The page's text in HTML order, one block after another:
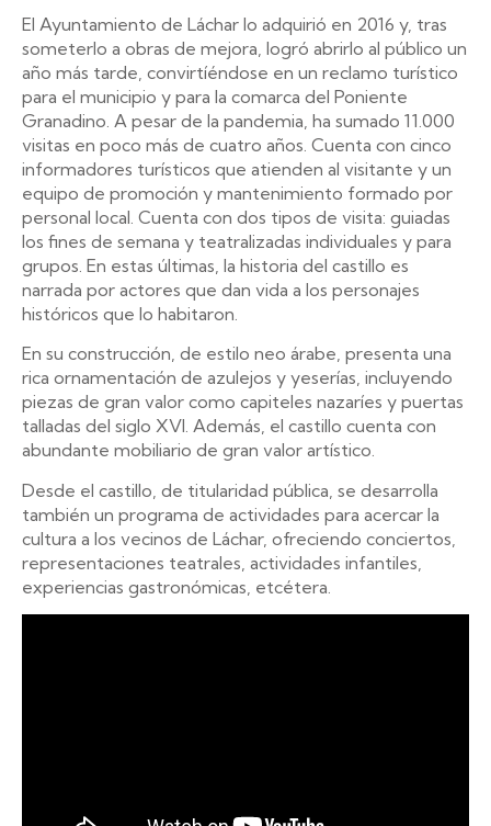
El Ayuntamiento de Láchar lo adquirió en 2016 y, tras
someterlo a obras de mejora, logró abrirlo al público un
año más tarde, convirtíéndose en un reclamo turístico
para el municipio y para la comarca del Poniente
Granadino. A pesar de la pandemia, ha sumado 11.000
visitas en poco más de cuatro años. Cuenta con cinco
informadores turísticos que atienden al visitante y un
equipo de promoción y mantenimiento formado por
personal local. Cuenta con dos tipos de visita: guiadas
los fines de semana y teatralizadas individuales y para
grupos. En estas últimas, la historia del castillo es
narrada por actores que dan vida a los personajes
históricos que lo habitaron.
En su construcción, de estilo neo árabe, presenta una
rica ornamentación de azulejos y yeserías, incluyendo
piezas de gran valor como capiteles nazaríes y puertas
talladas del siglo XVI. Además, el castillo cuenta con
abundante mobiliario de gran valor artístico.
Desde el castillo, de titularidad pública, se desarrolla
también un programa de actividades para acercar la
cultura a los vecinos de Láchar, ofreciendo conciertos,
representaciones teatrales, actividades infantiles,
experiencias gastronómicas, etcétera.